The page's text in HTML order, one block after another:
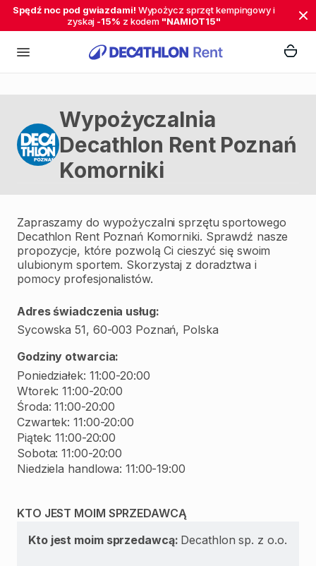
Spędź noc pod gwiazdami! Wypożycz sprzęt kempingowy i
zyskaj -15% z kodem "NAMIOT15"
Wypożyczalnia
Decathlon Rent Poznań
Komorniki
Zapraszamy do wypożyczalni sprzętu sportowego
Decathlon Rent Poznań Komorniki. Sprawdź nasze
propozycje, które pozwolą Ci cieszyć się swoim
ulubionym sportem. Skorzystaj z doradztwa i
pomocy profesjonalistów.
Adres świadczenia usług:
Sycowska 51, 60-003 Poznań, Polska
Godziny otwarcia:
Poniedziałek: 11:00-20:00
Wtorek: 11:00-20:00
Środa: 11:00-20:00
Czwartek: 11:00-20:00
Piątek: 11:00-20:00
Sobota: 11:00-20:00
Niedziela handlowa: 11:00-19:00
KTO JEST MOIM SPRZEDAWCĄ
Kto jest moim sprzedawcą: Decathlon sp. z o.o.